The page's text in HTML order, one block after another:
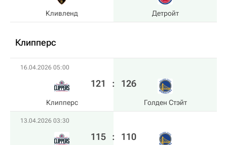
Кливленд Детройт
Клипперс
16.04.2026 05:00
Клипперс
121 : 126
Голден Стэйт
13.04.2026 03:30
115 : 110